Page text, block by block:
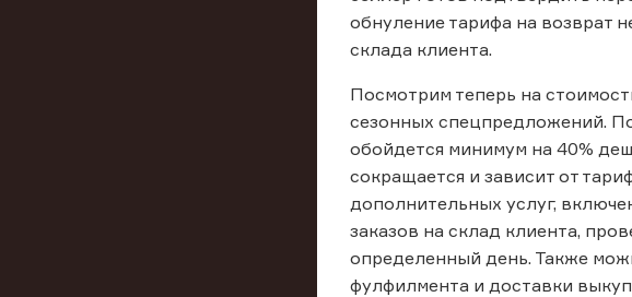
обнуление тарифа на возврат
склада клиента.
Посмотрим теперь на
сезонных спецпредложений.
обойдется минимум на 40%
сокращается и зависит от
дополнительных услуг,
заказов на склад клиента,
определенный день. Также
фулфилмента и доставки